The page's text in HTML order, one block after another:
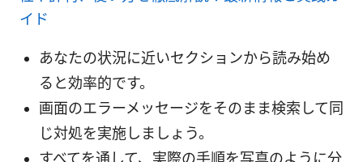
イド
あなたの状況に近いセクションから読み始め
ると効率的です。
画面のエラーメッセージをそのまま検索して同
じ対処を実施しましょう。
すべてを通して、実際の手順を写真のように分